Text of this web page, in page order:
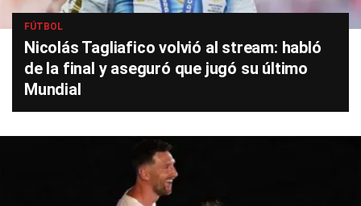
FÚTBOL
Nicolás Tagliafico volvió al stream: habló
de la final y aseguró que jugó su último
Mundial